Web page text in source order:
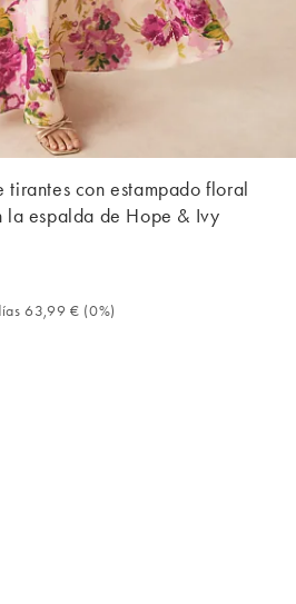
con estampado floral
la espalda de Hope & Ivy
en últimos 30 días 63,99 € (0%).
63,99 € (0%)